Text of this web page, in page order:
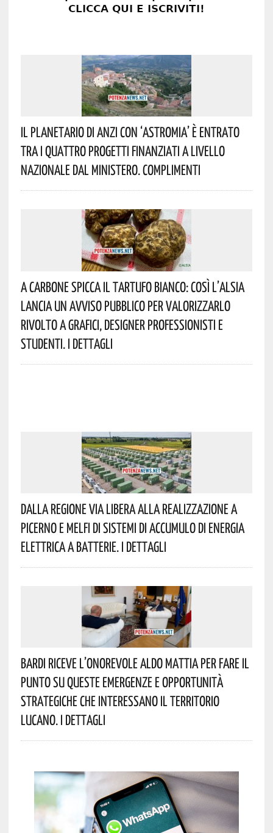
Il Planetario Di Anzi Con ‘Astromia’ È Entrato
Tra I Quattro Progetti Finanziati A Livello
Nazionale Dal Ministero. Complimenti
A Carbone Spicca Il Tartufo Bianco: Così L’Alsia
Lancia Un Avviso Pubblico Per Valorizzarlo
Rivolto A Grafici, Designer Professionisti E
Studenti. I Dettagli
Dalla Regione Via Libera Alla Realizzazione A
Picerno E Melfi Di Sistemi Di Accumulo Di Energia
Elettrica A Batterie. I Dettagli
Bardi Riceve L’onorevole Aldo Mattia Per Fare Il
Punto Su Queste Emergenze E Opportunità
Strategiche Che Interessano Il Territorio
Lucano. I Dettagli